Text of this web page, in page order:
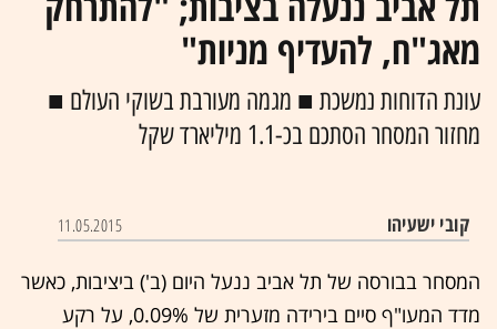
מאג"ח, להעדיף מניות"
עונת הדוחות נמשכת ■ מגמה מעורבת בשוקי העולם ■
מחזור המסחר הסתכם בכ-1.1 מיליארד שקל
קובי ישעיהו 11.05.2015
המסחר בבורסה של תל אביב ננעל היום (ב') ביציבות, כאשר
מדד המעו"ף סיים בירידה מזערית של 0.09%, על רקע